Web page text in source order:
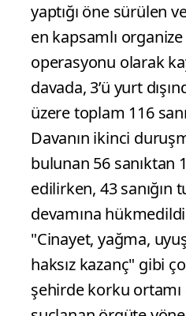
yaptığı öne sürülen
en kapsamlı
operasyonu olarak
davada, 3’ü yurt
üzere toplam 116
Davanın ikinci
bulunan 56 sanıktan
edilirken, 43
devamına
"Cinayet, yağma,
haksız kazanç" gibi
şehirde korku